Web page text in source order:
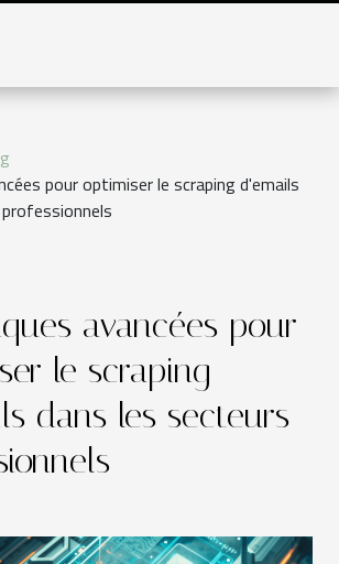
pour optimiser le scraping d'emails
avancées pour
le scraping
dans les secteurs